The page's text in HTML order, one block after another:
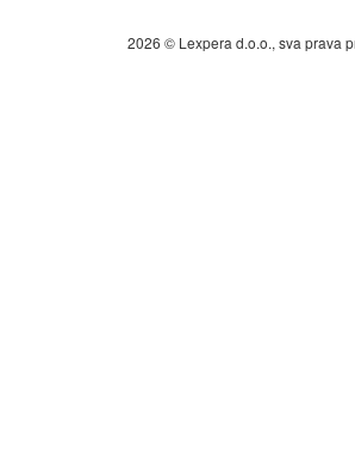
2026 © Lexpera d.o.o., sva prava